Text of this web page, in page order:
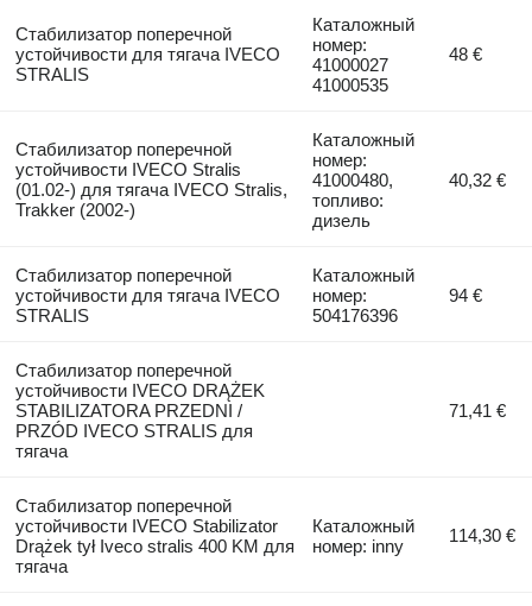
Стабилизатор поперечной
устойчивости для тягача IVECO
STRALIS
Каталожный
номер:
41000027
41000535
48 €
Стабилизатор поперечной
устойчивости IVECO Stralis
(01.02-) для тягача IVECO Stralis,
Trakker (2002-)
Каталожный
номер:
41000480,
топливо:
дизель
40,32 €
Стабилизатор поперечной
устойчивости для тягача IVECO
STRALIS
Каталожный
номер:
504176396
94 €
Стабилизатор поперечной
устойчивости IVECO DRĄŻEK
STABILIZATORA PRZEDNI /
PRZÓD IVECO STRALIS для
тягача
71,41 €
Стабилизатор поперечной
устойчивости IVECO Stabilizator
Drążek tył Iveco stralis 400 KM для
тягача
Каталожный
номер: inny
114,30 €